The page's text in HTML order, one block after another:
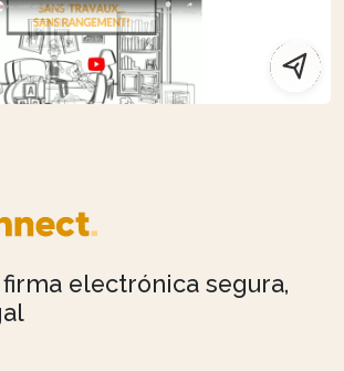
electrónica segura,